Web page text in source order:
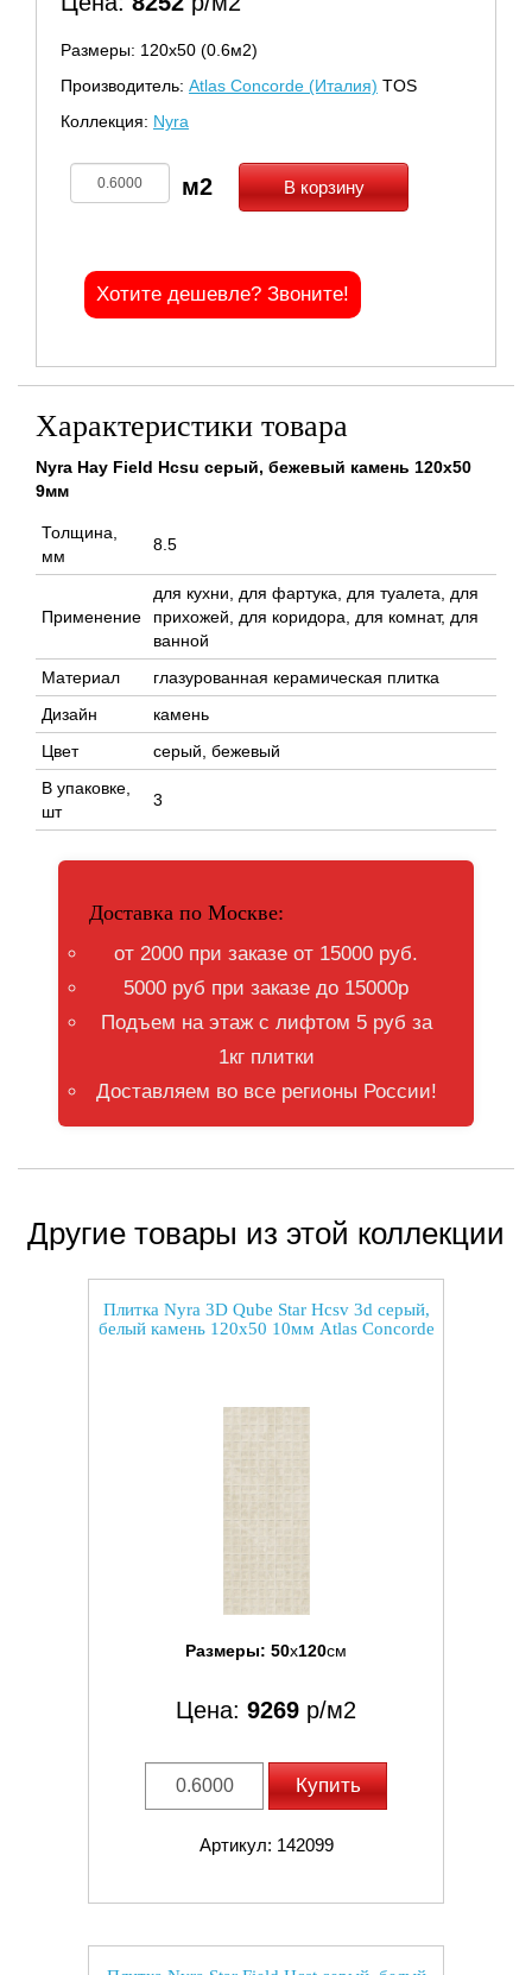
Размеры: 120х50 (0.6м2)
Производитель: Atlas Concorde (Италия) TOS
Коллекция: Nyra
В корзину
Хотите дешевле? Звоните!
Характеристики товара
Nyra Hay Field Hcsu серый, бежевый камень 120x50
9мм
Толщина,
мм
8.5
Применение
для кухни, для фартука, для туалета, для
прихожей, для коридора, для комнат, для
ванной
Материал
глазурованная керамическая плитка
Дизайн
камень
Цвет
серый, бежевый
В упаковке,
шт
3
Доставка по Москве:
от 2000 при заказе от 15000 руб.
5000 руб при заказе до 15000р
Подъем на этаж с лифтом 5 руб за
1кг плитки
Доставляем во все регионы России!
Другие товары из этой коллекции
Плитка Nyra 3D Qube Star Hcsv 3d серый,
белый камень 120x50 10мм Atlas Concorde
Размеры: 50x120см
Цена: 9269 р/м2
Купить
Артикул: 142099